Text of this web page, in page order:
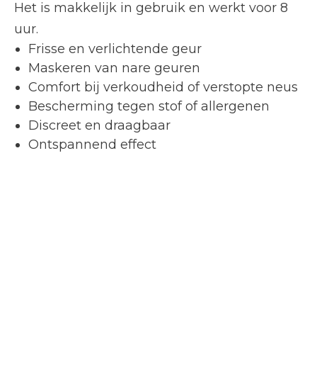
Het is makkelijk in gebruik en werkt voor 8
uur.
Frisse en verlichtende geur
Maskeren van nare geuren
Comfort bij verkoudheid of verstopte neus
Bescherming tegen stof of allergenen
Discreet en draagbaar
Ontspannend effect